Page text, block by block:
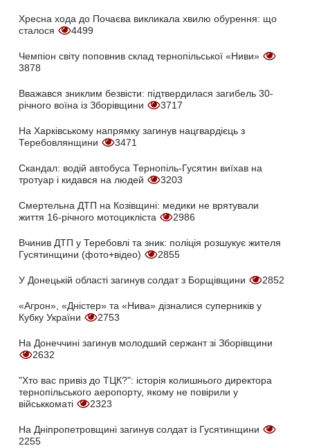
Хресна хода до Почаєва викликала хвилю обурення: що
сталося
4499
Чемпіон світу поповнив склад тернопільської «Ниви»
3878
Вважався зниклим безвісти: підтвердилася загибель 30-
річного воїна із Зборівщини
3717
На Харківському напрямку загинув нацгвардієць з
Теребовлянщини
3471
Скандал: водій автобуса Тернопіль-Гусятин виїхав на
тротуар і кидався на людей
3203
Смертельна ДТП на Козівщині: медики не врятували
життя 16-річного мотоцикліста
2986
Вчинив ДТП у Теребовлі та зник: поліція розшукує жителя
Гусятинщини (фото+відео)
2855
У Донецькій області загинув солдат з Борщівщини 2852
«Агрон», «Дністер» та «Нива» дізналися суперників у
Кубку України
2753
На Донеччині загинув молодший сержант зі Зборівщини
2632
"Хто вас привіз до ТЦК?": історія колишнього директора
тернопільського аеропорту, якому не повірили у
військкоматі
2323
На Дніпропетровщині загинув солдат із Гусятинщини
2255